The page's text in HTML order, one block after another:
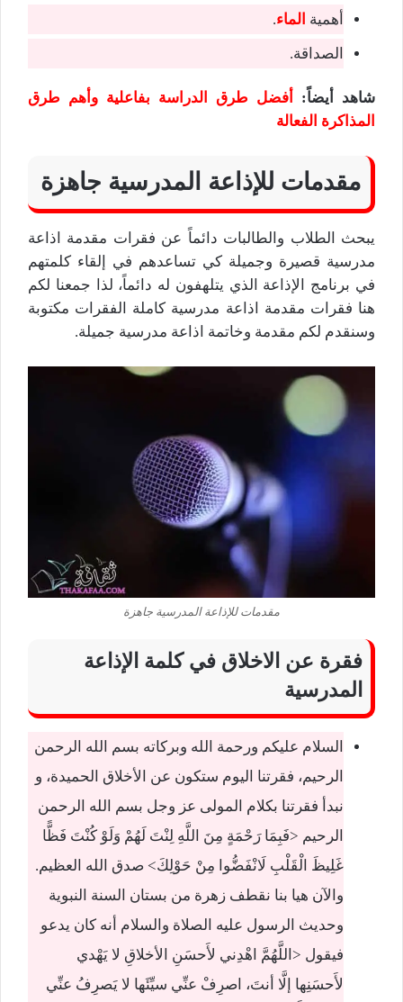
أهمية الماء.
الصداقة.
شاهد أيضاً:
أفضل طرق الدراسة بفاعلية وأهم طرق
المذاكرة الفعالة
مقدمات للإذاعة المدرسية جاهزة
يبحث الطلاب والطالبات دائماً عن فقرات مقدمة اذاعة
مدرسية قصيرة وجميلة كي تساعدهم في إلقاء كلمتهم
في برنامج الإذاعة الذي يتلهفون له دائماً، لذا جمعنا لكم
هنا فقرات مقدمة اذاعة مدرسية كاملة الفقرات مكتوبة
وسنقدم لكم مقدمة وخاتمة اذاعة مدرسية جميلة.
مقدمات للإذاعة المدرسية جاهزة
فقرة عن الاخلاق في كلمة الإذاعة
المدرسية
السلام عليكم ورحمة الله وبركاته بسم الله الرحمن
الرحيم، فقرتنا اليوم ستكون عن الأخلاق الحميدة، و
نبدأ فقرتنا بكلام المولى عز وجل بسم الله الرحمن
الرحيم <فَبِمَا رَحْمَةٍ مِنَ اللَّهِ لِنْتَ لَهُمْ وَلَوْ كُنْتَ فَظًّا
غَلِيظَ الْقَلْبِ لَانْفَضُّوا مِنْ حَوْلِكَ> صدق الله العظيم.
والآن هيا بنا نقطف زهرة من بستان السنة النبوية
وحديث الرسول عليه الصلاة والسلام أنه كان يدعو
فيقول <اللَّهُمَّ اهْدِني لأَحسَنِ الأخلاقِ لا يَهْدي
لأَحسَنِها إلَّا أنتَ، اصرِفْ عنِّي سيِّئَها لا يَصرِفُ عنِّي